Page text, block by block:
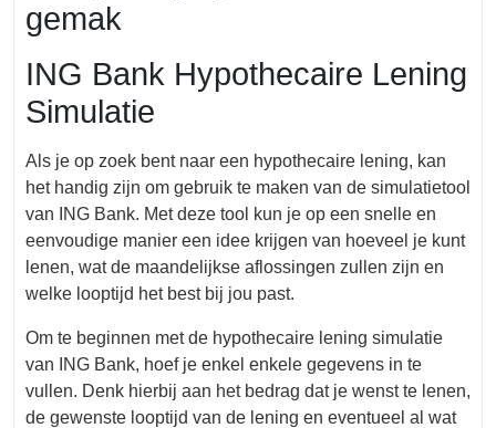
gemak
ING Bank Hypothecaire Lening
Simulatie
Als je op zoek bent naar een hypothecaire lening, kan
het handig zijn om gebruik te maken van de simulatietool
van ING Bank. Met deze tool kun je op een snelle en
eenvoudige manier een idee krijgen van hoeveel je kunt
lenen, wat de maandelijkse aflossingen zullen zijn en
welke looptijd het best bij jou past.
Om te beginnen met de hypothecaire lening simulatie
van ING Bank, hoef je enkel enkele gegevens in te
vullen. Denk hierbij aan het bedrag dat je wenst te lenen,
de gewenste looptijd van de lening en eventueel al wat